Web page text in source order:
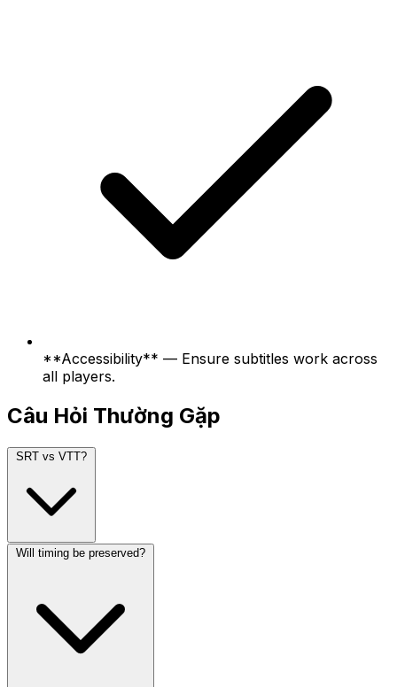
**Accessibility** — Ensure subtitles work across
all players.
Câu Hỏi Thường Gặp
SRT vs VTT?
Will timing be preserved?